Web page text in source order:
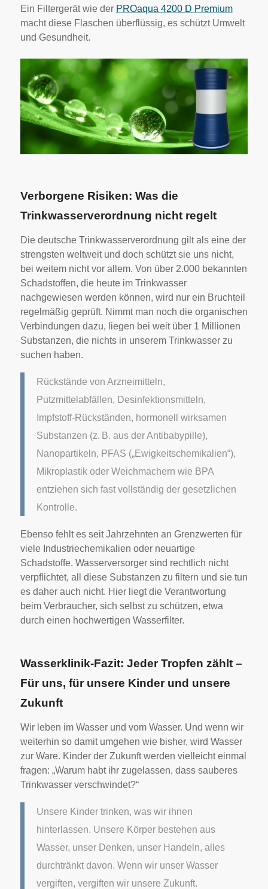
Ein Filtergerät wie der PROaqua 4200 D Premium
macht diese Flaschen überflüssig, es schützt Umwelt
und Gesundheit.
Verborgene Risiken: Was die
Trinkwasserverordnung nicht regelt
Die deutsche Trinkwasserverordnung gilt als eine der
strengsten weltweit und doch schützt sie uns nicht,
bei weitem nicht vor allem. Von über 2.000 bekannten
Schadstoffen, die heute im Trinkwasser
nachgewiesen werden können, wird nur ein Bruchteil
regelmäßig geprüft. Nimmt man noch die organischen
Verbindungen dazu, liegen bei weit über 1 Millionen
Substanzen, die nichts in unserem Trinkwasser zu
suchen haben.
Rückstände von Arzneimitteln,
Putzmittelabfällen, Desinfektionsmitteln,
Impfstoff-Rückständen, hormonell wirksamen
Substanzen (z. B. aus der Antibabypille),
Nanopartikeln, PFAS („Ewigkeitschemikalien“),
Mikroplastik oder Weichmachern wie BPA
entziehen sich fast vollständig der gesetzlichen
Kontrolle.
Ebenso fehlt es seit Jahrzehnten an Grenzwerten für
viele Industriechemikalien oder neuartige
Schadstoffe. Wasserversorger sind rechtlich nicht
verpflichtet, all diese Substanzen zu filtern und sie tun
es daher auch nicht. Hier liegt die Verantwortung
beim Verbraucher, sich selbst zu schützen, etwa
durch einen hochwertigen Wasserfilter.
Wasserklinik-Fazit: Jeder Tropfen zählt –
Für uns, für unsere Kinder und unsere
Zukunft
Wir leben im Wasser und vom Wasser. Und wenn wir
weiterhin so damit umgehen wie bisher, wird Wasser
zur Ware. Kinder der Zukunft werden vielleicht einmal
fragen: „Warum habt ihr zugelassen, dass sauberes
Trinkwasser verschwindet?“
Unsere Kinder trinken, was wir ihnen
hinterlassen. Unsere Körper bestehen aus
Wasser, unser Denken, unser Handeln, alles
durchtränkt davon. Wenn wir unser Wasser
vergiften, vergiften wir unsere Zukunft.